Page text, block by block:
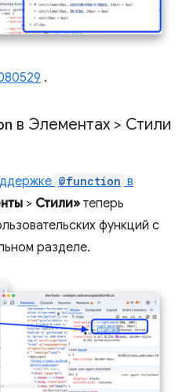
.
в Элементах > Стили
@function в
> Стили» теперь
функций с
разделе.